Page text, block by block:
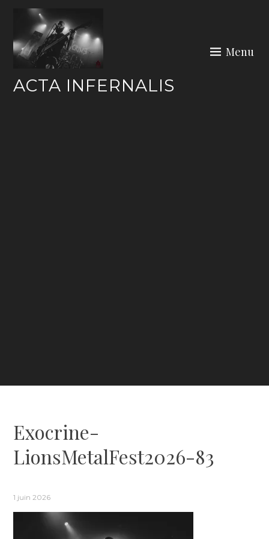
content
ACTA INFERNALIS
Menu
Exocrine-
LionsMetalFest2026-83
1 juin 2026